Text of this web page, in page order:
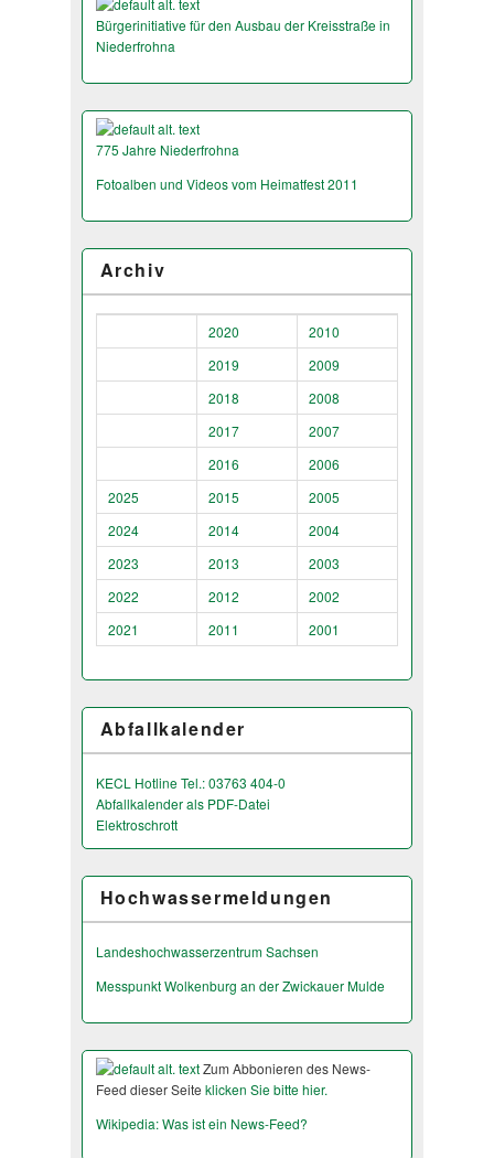
Bürgerinitiative für den Ausbau der Kreisstraße in
Niederfrohna
775 Jahre Niederfrohna
Fotoalben und Videos vom Heimatfest 2011
Archiv
2020
2010
2019
2009
2018
2008
2017
2007
2016
2006
2025
2015
2005
2024
2014
2004
2023
2013
2003
2022
2012
2002
2021
2011 2001
Abfallkalender
KECL Hotline Tel.: 03763 404-0
Abfallkalender als PDF-Datei
Elektroschrott
Hochwassermeldungen
Landeshochwas­serzentrum Sachsen
Messpunkt Wolkenburg an der Zwickauer Mulde
Zum Abbonieren des News-
Feed dieser Seite klicken Sie bitte hier.
Wikipedia: Was ist ein News-Feed?